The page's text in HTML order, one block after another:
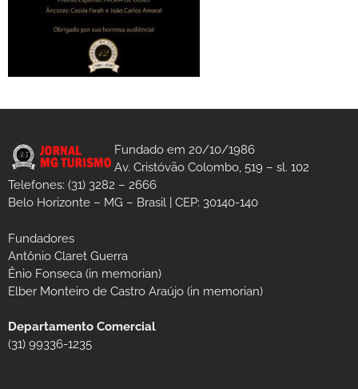
Fundado em 20/10/1986
Av. Cristóvão Colombo, 519 – sl. 102
Telefones: (31) 3282 – 2666
Belo Horizonte – MG – Brasil | CEP: 30140-140
Fundadores
Antônio Claret Guerra
Ênio Fonseca (in memorian)
Elber Monteiro de Castro Araújo (in memorian)
Departamento Comercial
(31) 99336-1235